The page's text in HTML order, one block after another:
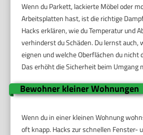
Wenn du Parkett, lackierte Möbel oder
Arbeitsplatten hast, ist die richtige
Hacks erklären, wie du Temperatur und
verhinderst du Schäden. Du lernst auch,
eignen und welche Oberflächen du nicht
Das erhöht die Sicherheit beim Umgang
Bewohner kleiner Wohnungen
Wenn du in einer kleinen Wohnung
oft knapp. Hacks zur schnellen Fenster-